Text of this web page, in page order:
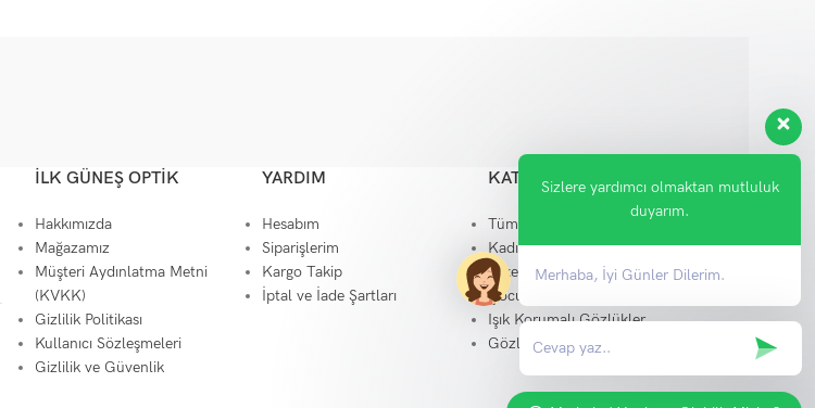
İLK GÜNEŞ OPTIK
Hakkımızda
Mağazamız
Müşteri Aydınlatma Metni
(KVKK)
Gizlilik Politikası
Kullanıcı Sözleşmeleri
Gizlilik ve Güvenlik
YARDIM
Hesabım
Siparişlerim
Kargo Takip
İptal ve İade Şartları
KATEGORILER
Tüm Ürünler
Kadın Gözlükleri
Erkek Gözlükleri
Çocuk Gözlükleri
Işık Korumalı Gözlükler
Gözlük Aksesuar
Sizlere yardımcı olmaktan mutluluk
duyarım.
Merhaba, İyi Günler Dilerim.